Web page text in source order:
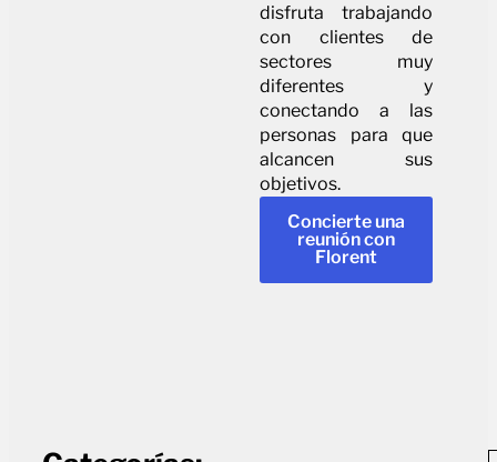
disfruta trabajando
con clientes de
sectores muy
diferentes y
conectando a las
personas para que
alcancen sus
objetivos.
Concierte una
reunión con
Florent